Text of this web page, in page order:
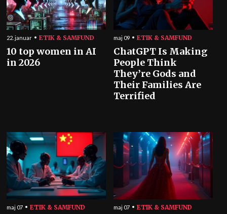
22. januar ETIK & SAMFUND
10 top women in AI
in 2026
maj 09 ETIK & SAMFUND
ChatGPT Is Making
People Think
They’re Gods and
Their Families Are
Terrified
maj 07 ETIK & SAMFUND maj 07 ETIK & SAMFUND